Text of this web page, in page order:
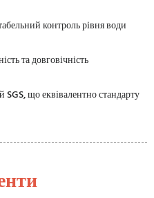
контроль рівня води
та довговічність
SGS, що еквівалентно стандарту